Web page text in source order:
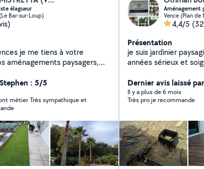
élagueur
Bar-sur-Loup)
je me tiens à votre
aménagements paysagers,
Agrée au crédit
d'un rendez-vous et
(devis gratuit).
: 5/5
et
Aménagement
Vence (Plan de
4,4/5
Présentation
je suis jardinier paysagiste depuis de
années sérieux et soigneux je fais des entretiens ,
extérieurs ,pose et
automatique, pose de
pose de clôtures
maçonnerie , nettoyage
agrément SAP
Dernier avis laissé
Il y a plus de 6 mois
Très pro je recommande